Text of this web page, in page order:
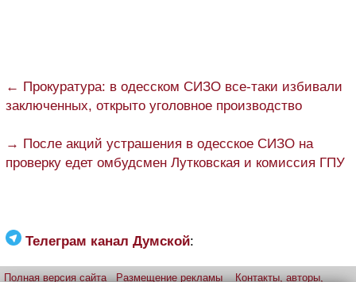
← Прокуратура: в одесском СИЗО все-таки избивали
заключенных, открыто уголовное производство
→ После акций устрашения в одесское СИЗО на
проверку едет омбудсмен Лутковская и комиссия ГПУ
Телеграм канал Думской:
Полная версия сайта Размещение рекламы Контакты, авторы,